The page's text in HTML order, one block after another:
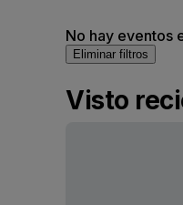
No hay eventos
Eliminar filtros
Visto